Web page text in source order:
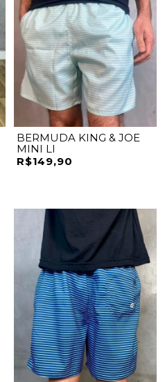
BERMUDA KING & JOE
MINI LI
R$149,90